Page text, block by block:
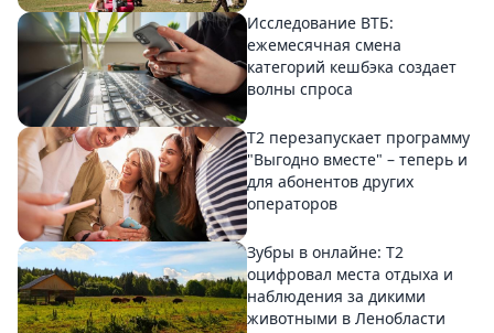
Исследование ВТБ:
ежемесячная смена
категорий кешбэка создает
волны спроса
Т2 перезапускает программу
"Выгодно вместе" – теперь и
для абонентов других
операторов
Зубры в онлайне: Т2
оцифровал места отдыха и
наблюдения за дикими
животными в Ленобласти